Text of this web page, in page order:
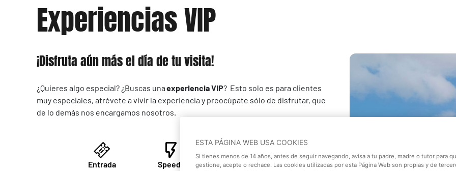
Experiencias VIP
¡Disfruta aún más el día de tu visita!
¿Quieres algo especial? ¿Buscas unaexperiencia VIP? Esto solo es para clientes
muy especiales, atrévete a vivir la experiencia y preocúpate sólo de disfrutar, que
de lo demás nos encargamos nosotros.
Entrada
Speedy
Menú
ESTA PÁGINA WEB USA COOKIES
Si tienes menos de 14 años, antes de seguir navegando, avisa a tu padre, madre o tutor para
gestione, acepte o rechace. Las cookies utilizadas por esta Página Web son propias y de